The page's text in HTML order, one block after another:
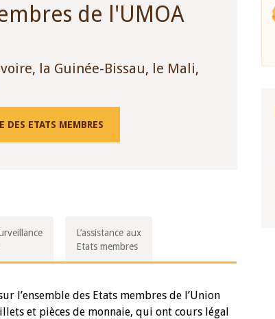
de l'UMOA
la Guinée-Bissau, le Mali,
DES ETATS MEMBRES
L’assistance aux
Etats membres
l’ensemble des Etats membres de l’Union
et pièces de monnaie, qui ont cours légal